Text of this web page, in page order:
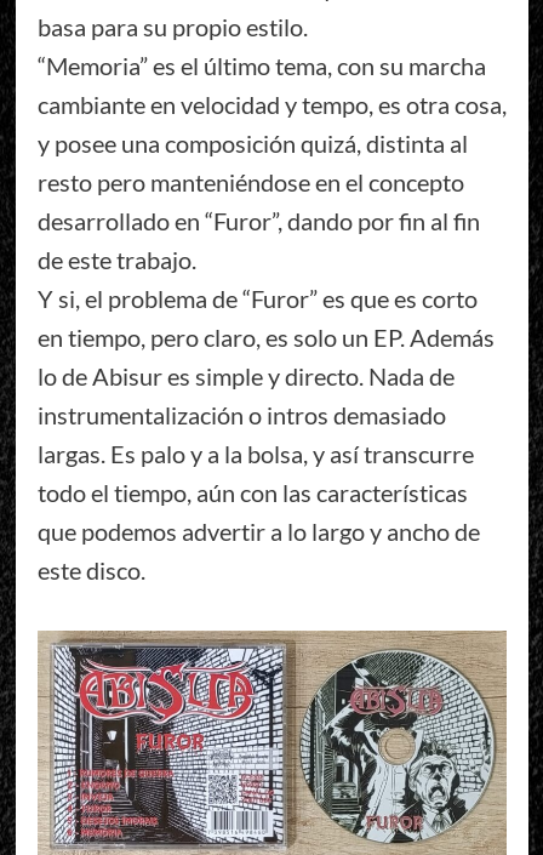
basa para su propio estilo.
“Memoria” es el último tema, con su marcha
cambiante en velocidad y tempo, es otra cosa,
y posee una composición quizá, distinta al
resto pero manteniéndose en el concepto
desarrollado en “Furor”, dando por fin al fin
de este trabajo.
Y si, el problema de “Furor” es que es corto
en tiempo, pero claro, es solo un EP. Además
lo de Abisur es simple y directo. Nada de
instrumentalización o intros demasiado
largas. Es palo y a la bolsa, y así transcurre
todo el tiempo, aún con las características
que podemos advertir a lo largo y ancho de
este disco.